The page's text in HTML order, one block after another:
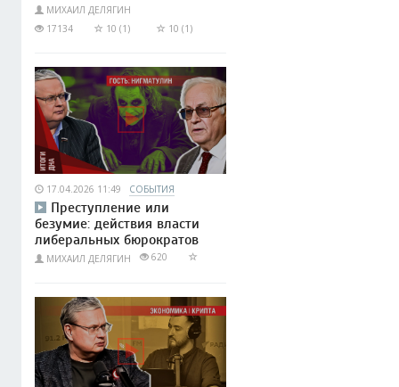
МИХАИЛ ДЕЛЯГИН
17134
10 (1) 10 (1)
17.04.2026 11:49 СОБЫТИЯ
Преступление или
безумие: действия власти
либеральных бюрократов
МИХАИЛ ДЕЛЯГИН 620